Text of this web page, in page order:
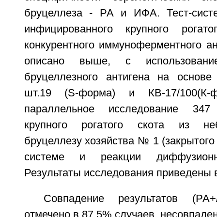
бруцеллеза - РА и ИФА. Тест-
инфицированного крупного
конкурентного иммуноферментного
описано выше, с
бруцеллезного антигена на
шт.19 (S-форма) и КВ-17/100(К-
параллельное исследование
крупного рогатого скота из
бруцеллезу хозяйства № 1
системе и реакции
Результаты исследования приведены
Совпадение результатов
отмечено в 87,5% случаев,